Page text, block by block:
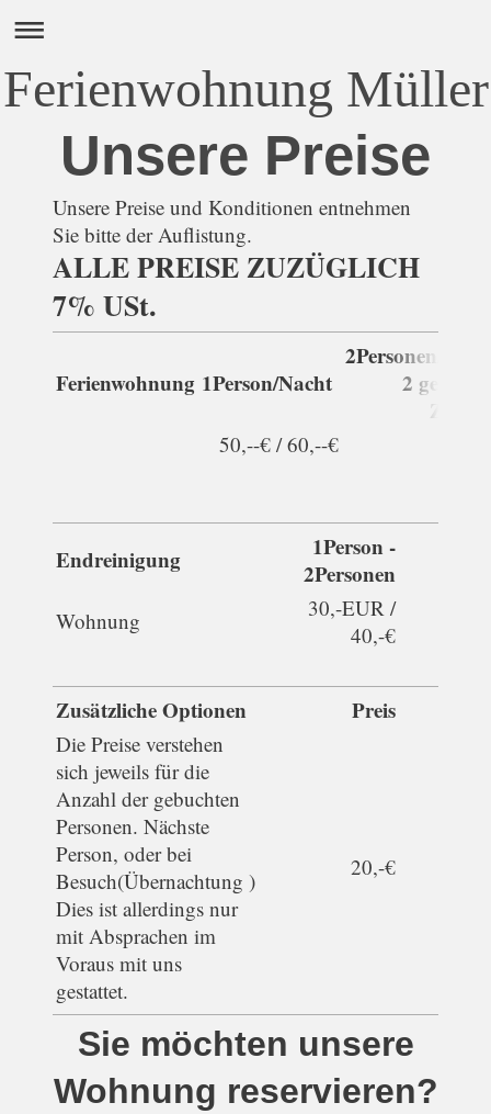
Ferienwohnung Müller
Unsere Preise
Unsere Preise und Konditionen entnehmen
Sie bitte der Auflistung.
ALLE PREISE ZUZÜGLICH
7% USt.
Ferienwohnung 1Person/Nacht
2Personen/
2
50,--€ / 60,--€
Endreinigung
1Person -
2Personen
Wohnung
30,-EUR /
40,-€
Zusätzliche Optionen Preis
Die Preise verstehen
sich jeweils für die
Anzahl der gebuchten
Personen. Nächste
Person, oder bei
Besuch(Übernachtung )
Dies ist allerdings nur
mit Absprachen im
Voraus mit uns
gestattet.
20,-€
Sie möchten unsere
Wohnung reservieren?